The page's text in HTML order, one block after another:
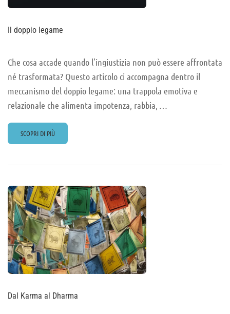
Il doppio legame
Che cosa accade quando l’ingiustizia non può essere affrontata
né trasformata? Questo articolo ci accompagna dentro il
meccanismo del doppio legame: una trappola emotiva e
relazionale che alimenta impotenza, rabbia, …
READ
MORE
LEGAME
SCOPRI DI PIÙ
Dal Karma al Dharma